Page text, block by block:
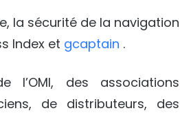
la sécurité de la navigation
Index et gcaptain .
l’OMI, des associations
de distributeurs, des